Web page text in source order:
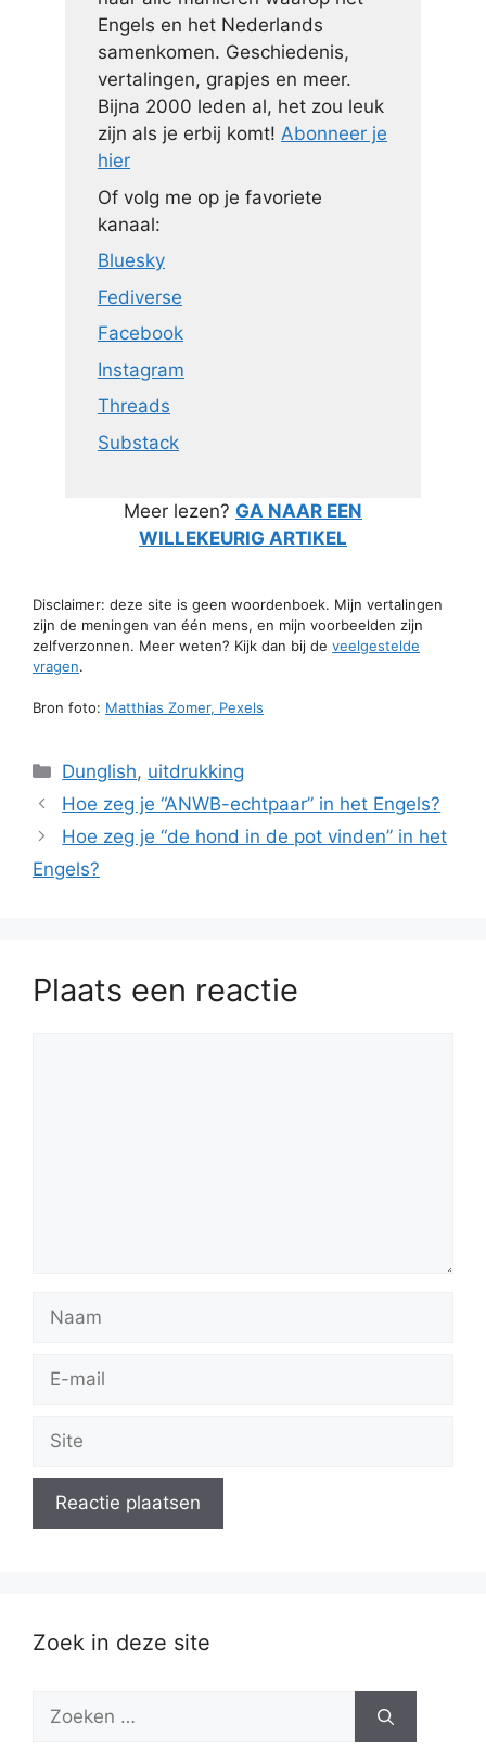
Engels en het Nederlands
samenkomen. Geschiedenis,
vertalingen, grapjes en meer.
Bijna 2000 leden al, het zou leuk
zijn als je erbij komt! Abonneer je
hier
Of volg me op je favoriete
kanaal:
Bluesky
Fediverse
Facebook
Instagram
Threads
Substack
Meer lezen? GA NAAR EEN
WILLEKEURIG ARTIKEL
Disclaimer: deze site is geen woordenboek. Mijn vertalingen
zijn de meningen van één mens, en mijn voorbeelden zijn
zelfverzonnen. Meer weten? Kijk dan bij de veelgestelde
vragen.
Bron foto: Matthias Zomer, Pexels
Categorieën
Dunglish, uitdrukking
Hoe zeg je “ANWB-echtpaar” in het Engels?
Hoe zeg je “de hond in de pot vinden” in het
Engels?
Plaats een reactie
Naam
Site
Zoek in deze site
Zoek